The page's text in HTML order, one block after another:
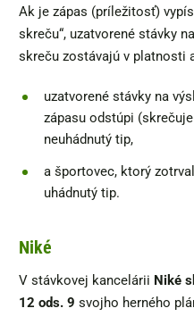
Ak je zápas (príležitosť)
skreču“, uzatvorené stávky
skreču zostávajú v platnosti
uzatvorené stávky na
zápasu odstúpi
neuhádnutý tip,
a športovec, ktorý
uhádnutý tip.
Niké
V stávkovej kancelárii Niké
12 ods. 9 svojho herného